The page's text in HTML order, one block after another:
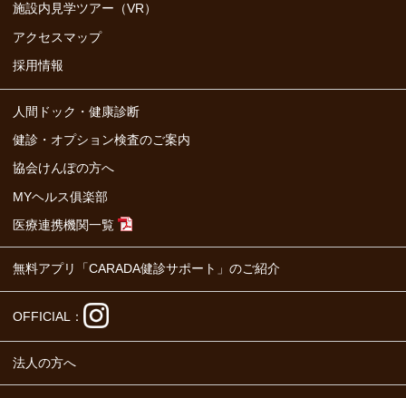
当財団は、「個人情報の保護に関する法
律」「行政手続における特定の個人を識別す
等を遵守いたします。
健診の予約に必要な情報として、お客さま
のお名前・住所・生年月日・性別・健康状
が提供する各種サービスに関連し、必要な情
報のご提供をお願いする場合があります。
報等をご提供いただく場合があります。
施設内見学ツアー（VR）
アクセスマップ
採用情報
人間ドック・健康診断
健診・オプション検査のご案内
協会けんぽの方へ
MYヘルス俱楽部
医療連携機関一覧
無料アプリ「CARADA健診サポート」のご紹介
OFFICIAL：
法人の方へ